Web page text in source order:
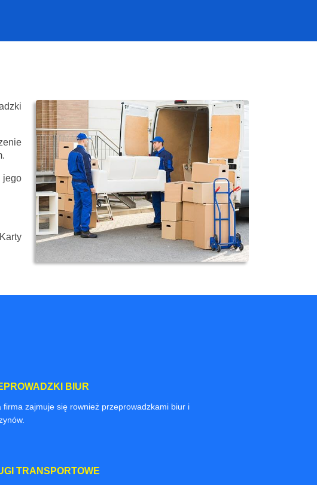
jego
BIUR
firma zajmuje się rownież przeprowadzkami biur i
TRANSPORTOWE